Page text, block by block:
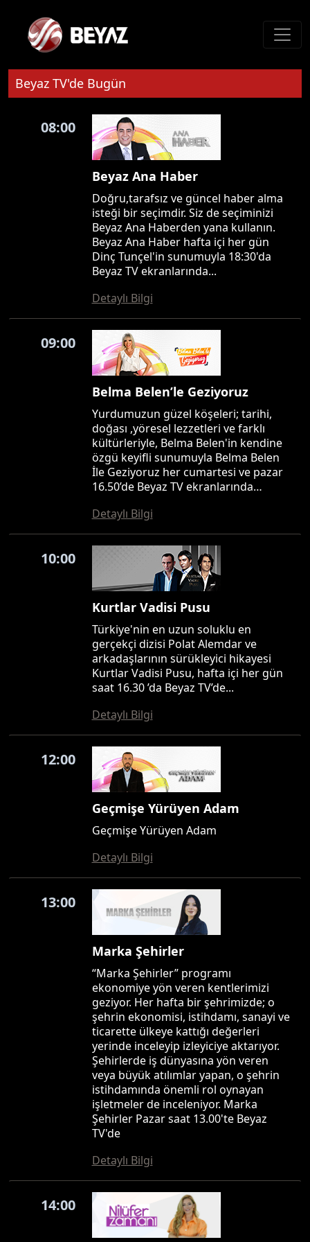
Beyaz TV'de Bugün
08:00
Beyaz Ana Haber
Doğru,tarafsız ve güncel haber alma
isteği bir seçimdir. Siz de seçiminizi
Beyaz Ana Haberden yana kullanın.
Beyaz Ana Haber hafta içi her gün
Dinç Tunçel'in sunumuyla 18:30'da
Beyaz TV ekranlarında...
Detaylı Bilgi
09:00
Belma Belen’le Geziyoruz
Yurdumuzun güzel köşeleri; tarihi,
doğası ,yöresel lezzetleri ve farklı
kültürleriyle, Belma Belen'in kendine
özgü keyifli sunumuyla Belma Belen
İle Geziyoruz her cumartesi ve pazar
16.50’de Beyaz TV ekranlarında…
Detaylı Bilgi
10:00
Kurtlar Vadisi Pusu
Türkiye'nin en uzun soluklu en
gerçekçi dizisi Polat Alemdar ve
arkadaşlarının sürükleyici hikayesi
Kurtlar Vadisi Pusu, hafta içi her gün
saat 16.30 ’da Beyaz TV’de...
Detaylı Bilgi
12:00
Geçmişe Yürüyen Adam
Geçmişe Yürüyen Adam
Detaylı Bilgi
13:00
Marka Şehirler
“Marka Şehirler” programı
ekonomiye yön veren kentlerimizi
geziyor. Her hafta bir şehrimizde; o
şehrin ekonomisi, istihdamı, sanayi ve
ticarette ülkeye kattığı değerleri
yerinde inceleyip izleyiciye aktarıyor.
Şehirlerde iş dünyasına yön veren
veya büyük atılımlar yapan, o şehrin
istihdamında önemli rol oynayan
işletmeler de inceleniyor. Marka
Şehirler Pazar saat 13.00'te Beyaz
TV'de
Detaylı Bilgi
14:00